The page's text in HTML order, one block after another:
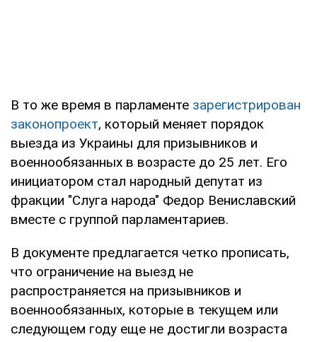
В то же время в парламенте зарегистрирован
законопроект, который меняет порядок
выезда из Украины для призывников и
военнообязанных в возрасте до 25 лет. Его
инициатором стал народный депутат из
фракции "Слуга народа" Федор Вениславский
вместе с группой парламентариев.
В документе предлагается четко прописать,
что ограничение на выезд не
распространяется на призывников и
военнообязанных, которые в текущем или
следующем году еще не достигли возраста